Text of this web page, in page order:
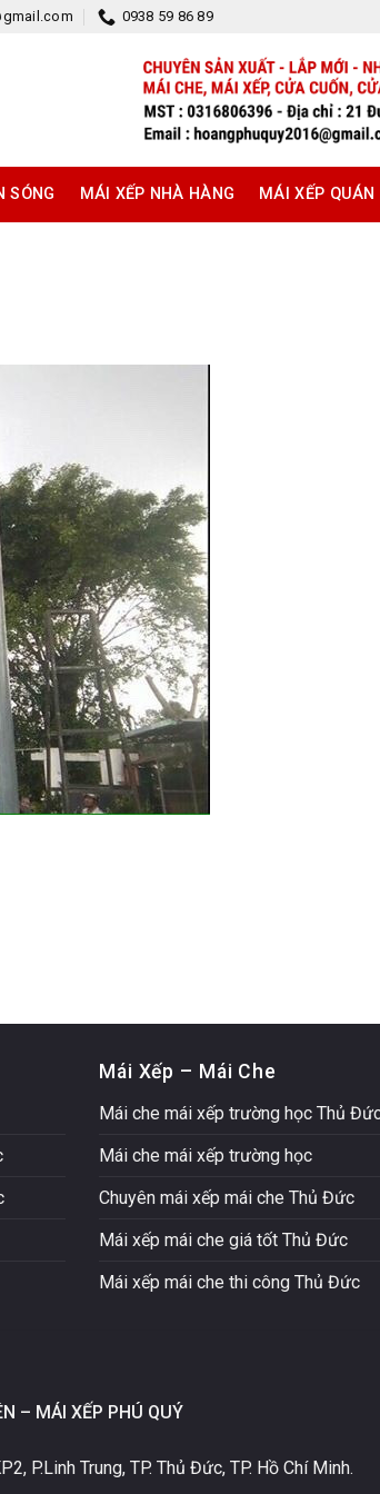
0938 59 86 89
SÓNG MÁI XẾP NHÀ HÀNG MÁI XẾP QUÁN
Mái Xếp – Mái Che
Mái che mái xếp trường học Thủ
Mái che mái xếp trường học
Chuyên mái xếp mái che Thủ Đức
Mái xếp mái che giá tốt Thủ Đức
Mái xếp mái che thi công Thủ Đức
– MÁI XẾP PHÚ QUÝ
P.Linh Trung, TP. Thủ Đức, TP. Hồ Chí Minh.